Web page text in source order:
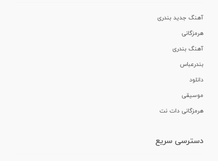
آهنگ جدید بندری
هرمزگانی
آهنگ بندری
بندرعباس
دانلود
موسیقی
هرمزگانی دات نت
دسترسی سریع